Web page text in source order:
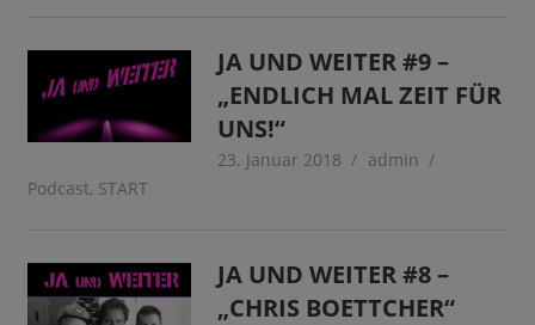
JA UND WEITER #9 –
„ENDLICH MAL ZEIT FÜR
UNS!“
23. Januar 2018
admin
Podcast, START
JA UND WEITER #8 –
„CHRIS BOETTCHER“